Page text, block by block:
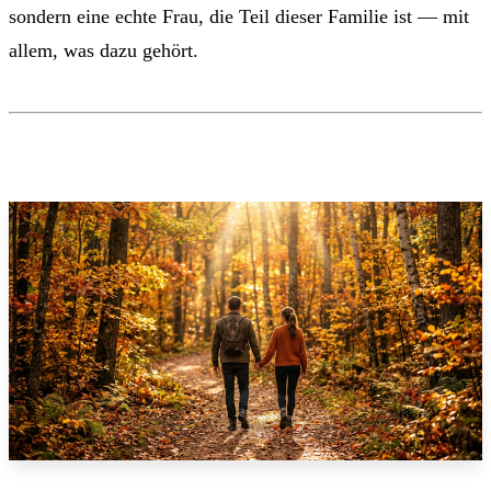
sondern eine echte Frau, die Teil dieser Familie ist — mit
allem, was dazu gehört.